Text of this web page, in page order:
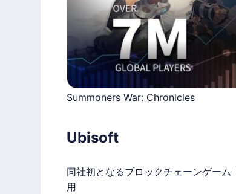
Summoners War: Chronicles
Ubisoft
同社初となるブロックチェーンゲーム
用